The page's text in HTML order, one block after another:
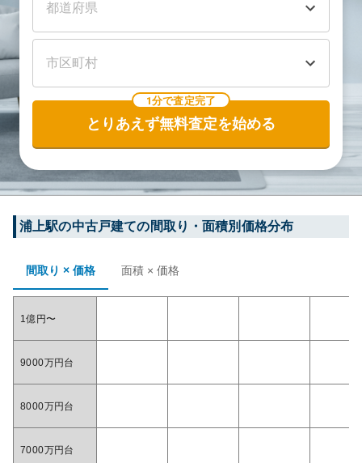
1分で査定完了
とりあえず無料査定を始める
浦上駅の中古戸建ての間取り・面積別価格分布
間取り × 価格 面積 × 価格
1億円〜
9000万円台
8000万円台
7000万円台